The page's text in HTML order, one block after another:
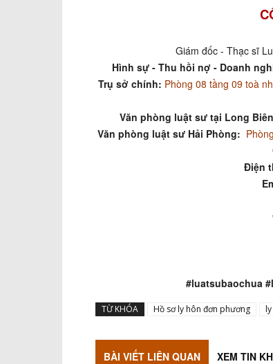
Giám đốc - Thạc sĩ
Hình sự - Thu hồi nợ - Doanh
Trụ sở chính: Phòng 08 tầng 09 toà
Văn phòng luật sư tại Long
Văn phòng luật sư Hải Phòng:
Điện
#luatsubaochua
TỪ KHÓA Hồ sơ ly hôn đơn phương
BÀI VIẾT LIÊN QUAN XEM TIN